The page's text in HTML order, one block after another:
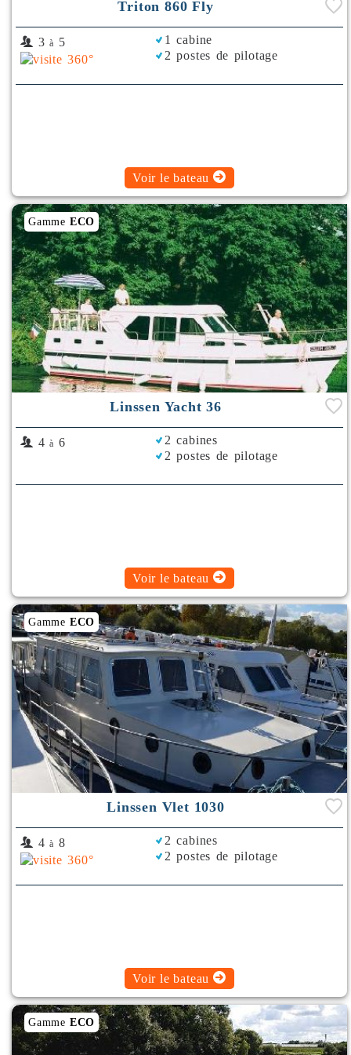
En spécialités de la région, poulets de Bresse et grenouilles
sont à déguster avant de repartir!
La base fluviale de Louhans n'étant pas une base
d'hivernage, il n'y aura pas de départ en début de saison ni
Triton 860 Fly
3 à 5
1 cabine
2 postes de pilotage
Voir le bateau
Gamme ECO
Linssen Yacht 36
4 à 6
2 cabines
2 postes de pilotage
Voir le bateau
Gamme ECO
Linssen Vlet 1030
4 à 8
2 cabines
2 postes de pilotage
Voir le bateau
Gamme ECO